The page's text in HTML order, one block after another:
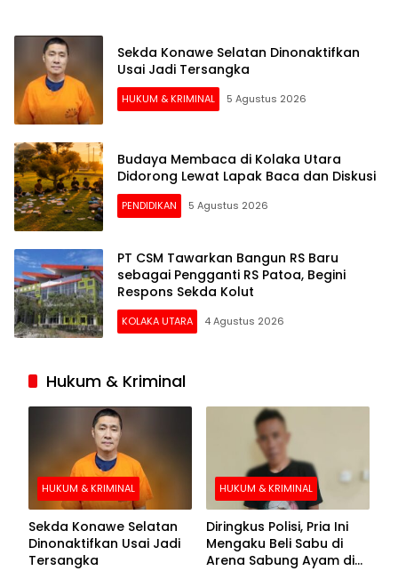
Sekda Konawe Selatan Dinonaktifkan
Usai Jadi Tersangka
HUKUM & KRIMINAL 5 Agustus 2026
Budaya Membaca di Kolaka Utara
Didorong Lewat Lapak Baca dan Diskusi
PENDIDIKAN 5 Agustus 2026
PT CSM Tawarkan Bangun RS Baru
sebagai Pengganti RS Patoa, Begini
Respons Sekda Kolut
KOLAKA UTARA 4 Agustus 2026
Hukum & Kriminal
HUKUM & KRIMINAL
Sekda Konawe Selatan
Dinonaktifkan Usai Jadi
Tersangka
HUKUM & KRIMINAL
Diringkus Polisi, Pria Ini
Mengaku Beli Sabu di
Arena Sabung Ayam di